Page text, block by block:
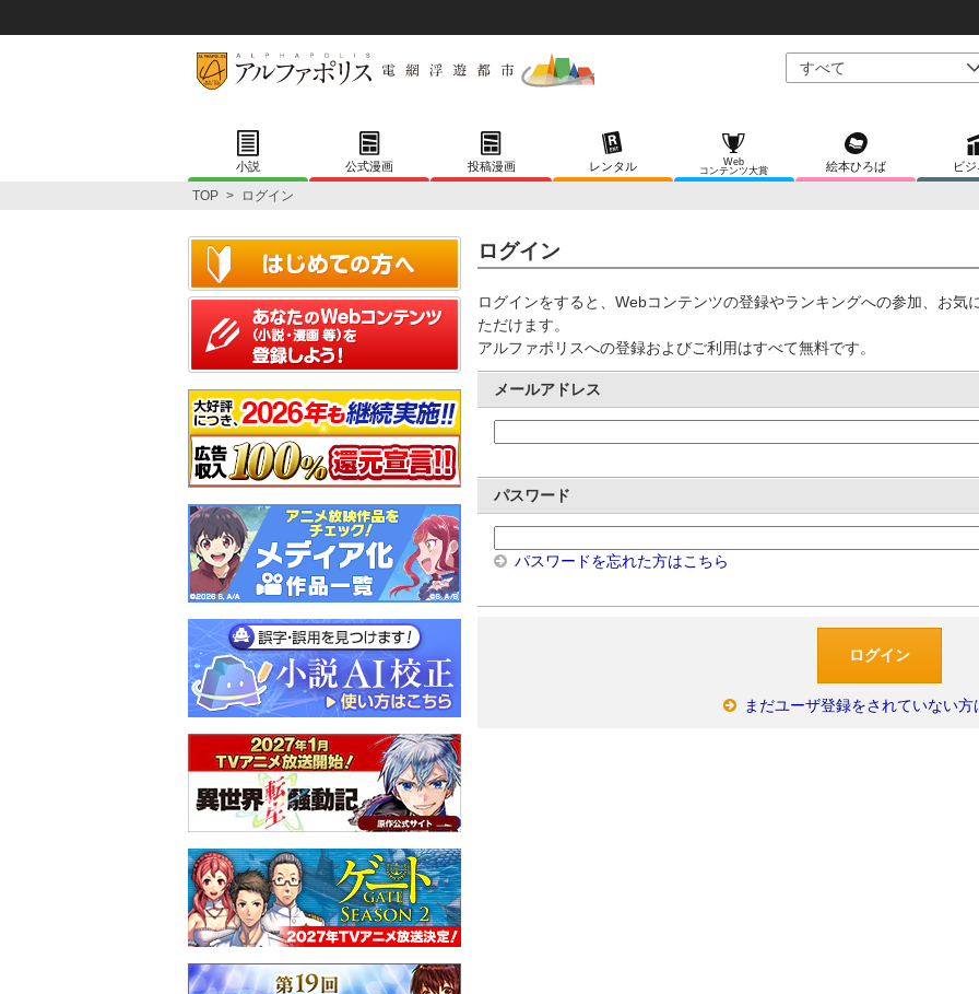
小説 公式漫画 投稿漫画 レンタル
Web
コンテンツ大賞
絵本ひろば ビ
TOP > ログイン
ログイン
ログインをすると、Webコンテンツの登録やランキングへの参加、お気
ただけます。
アルファポリスへの登録およびご利用はすべて無料です。
メールアドレス
パスワード
パスワードを忘れた方はこちら
まだユーザ登録をされていない方